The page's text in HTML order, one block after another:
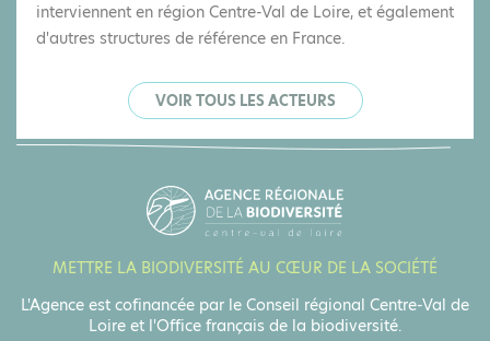
interviennent en région Centre-Val de Loire, et également
d'autres structures de référence en France.
VOIR TOUS LES ACTEURS
METTRE LA BIODIVERSITÉ AU CŒUR DE LA SOCIÉTÉ
L'Agence est cofinancée par le Conseil régional Centre-Val de
Loire et l'Office français de la biodiversité.